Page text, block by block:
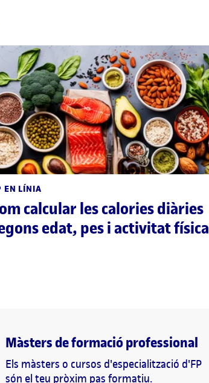
EN LÍNIA
calcular les calories diàries
edat, pes i activitat física
Màsters de formació professional
Els màsters o cursos d'especialització d'FP
són el teu pròxim pas formatiu.